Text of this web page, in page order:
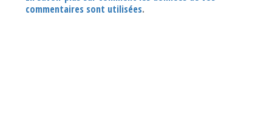
commentaires sont utilisées.